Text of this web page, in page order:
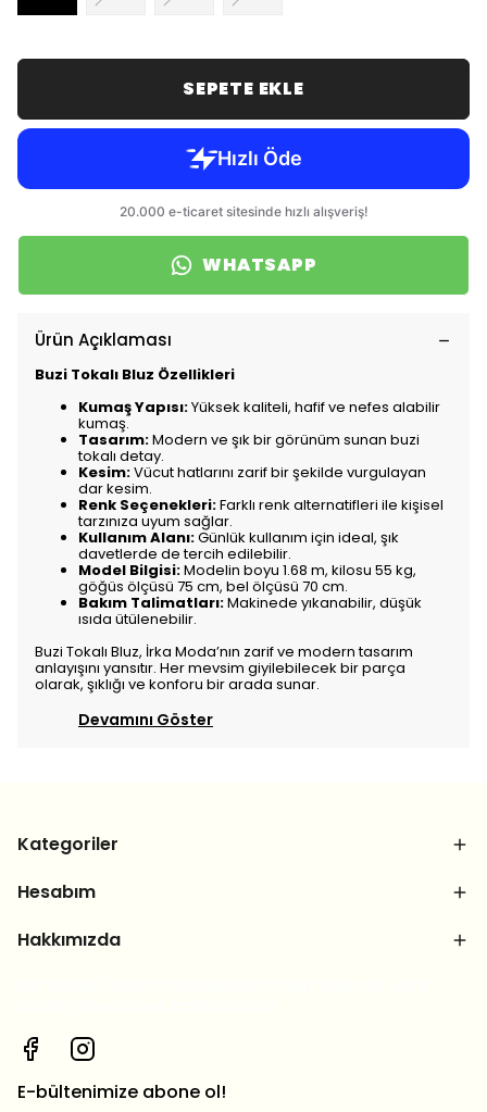
SEPETE EKLE
WHATSAPP
Ürün Açıklaması
Buzi Tokalı Bluz Özellikleri
Kumaş Yapısı:Yüksek kaliteli, hafif ve nefes alabilir
kumaş.
Tasarım:Modern ve şık bir görünüm sunan buzi
tokalı detay.
Kesim:Vücut hatlarını zarif bir şekilde vurgulayan
dar kesim.
Renk Seçenekleri:Farklı renk alternatifleri ile kişisel
tarzınıza uyum sağlar.
Kullanım Alanı:Günlük kullanım için ideal, şık
davetlerde de tercih edilebilir.
Model Bilgisi:Modelin boyu 1.68 m, kilosu 55 kg,
göğüs ölçüsü 75 cm, bel ölçüsü 70 cm.
Bakım Talimatları:Makinede yıkanabilir, düşük
ısıda ütülenebilir.
Buzi Tokalı Bluz, İrka Moda’nın zarif ve modern tasarım
anlayışını yansıtır. Her mevsim giyilebilecek bir parça
olarak, şıklığı ve konforu bir arada sunar.
Devamını Göster
Kategoriler
Hesabım
Hakkımızda
E-bültenimize abone ol!